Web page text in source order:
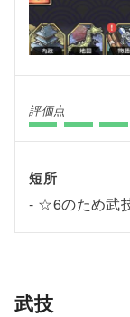
評価点
短所
☆6のため武
武技